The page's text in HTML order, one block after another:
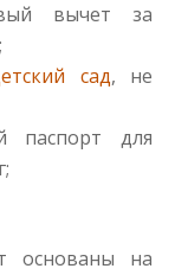
вычет за
сад, не
паспорт для
основаны на